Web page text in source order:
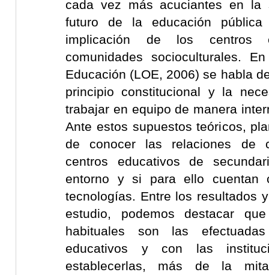
cada vez más acuciantes en la
futuro de la educación
implicación de los centros
comunidades socioculturales.
Educación (LOE, 2006) se habla
principio constitucional y la
trabajar en equipo de manera
Ante estos supuestos teóricos,
de conocer las relaciones de
centros educativos de
entorno y si para ello cuentan
tecnologías. Entre los resultados
estudio, podemos destacar
habituales son las
educativos y con las
establecerlas, más de la